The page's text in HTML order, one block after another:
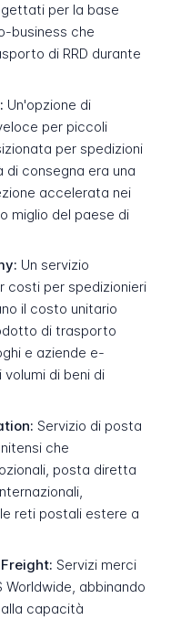
per la base
business che
di RRD durante
Un'opzione di
per piccoli
per spedizioni
consegna era una
accelerata nei
miglio del paese di
Un servizio
costi per spedizionieri
il costo unitario
di trasporto
e aziende e-
di beni di
Servizio di posta
che
posta diretta
reti postali estere a
Servizi merci
abbinando
capacità